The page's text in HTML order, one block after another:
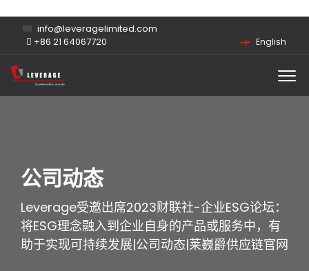
info@leveragelimited.com
+86 21 64067720
English
公司动态
Leverage受邀出席2023财联社-企业ESG论坛：
将ESG理念融入到企业自身的产品或服务中，有
助于实现可持续发展|公司动态|莱巍爵供应链官网